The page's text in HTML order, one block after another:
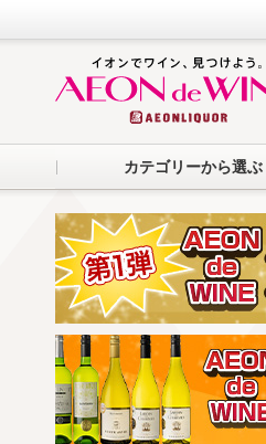
カテゴリーから選ぶ